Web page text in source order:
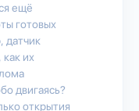
ещё
готовых
датчик
их
двигаясь?
открытия